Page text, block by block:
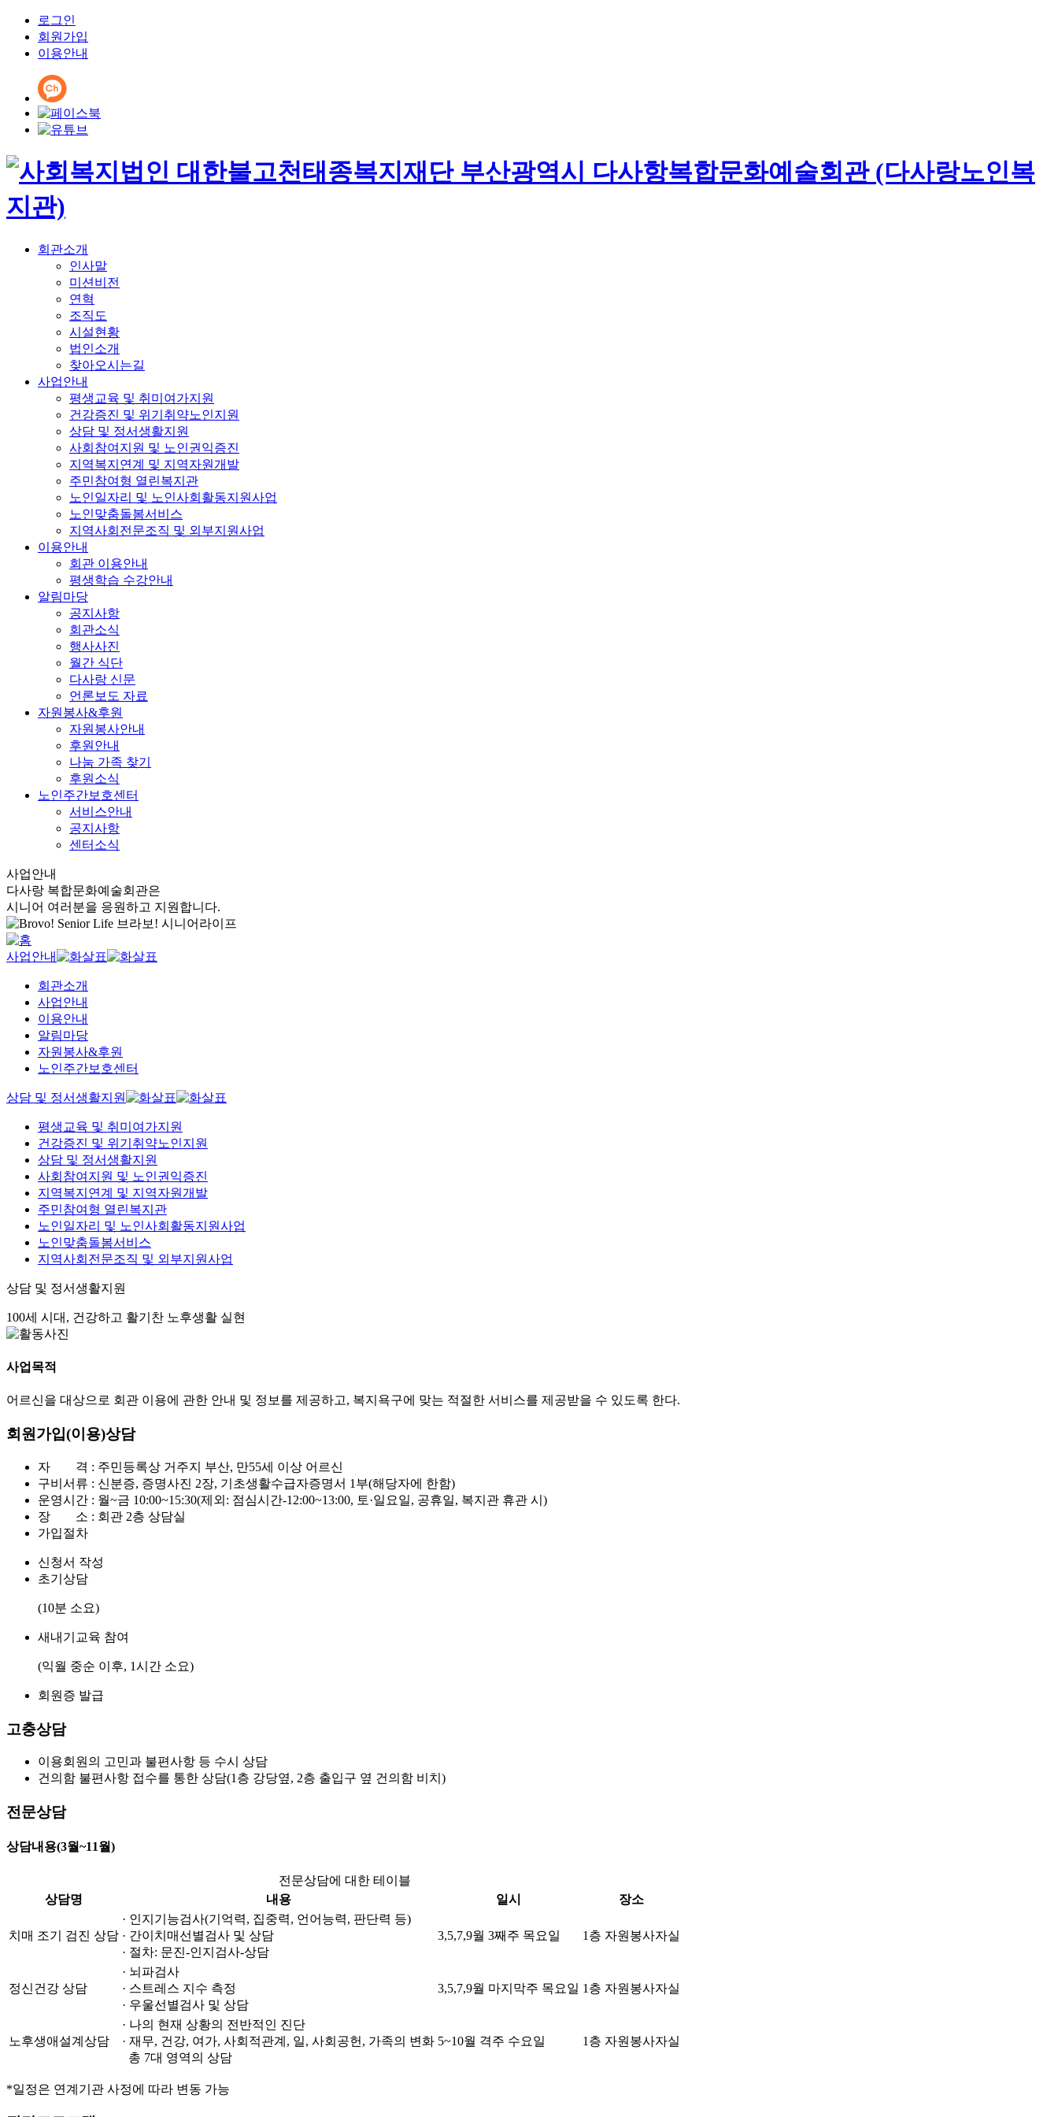
로그인
회원가입
이용안내
회관소개
인사말
미션비전
연혁
조직도
시설현황
법인소개
찾아오시는길
사업안내
평생교육 및 취미여가지원
건강증진 및 위기취약노인지원
상담 및 정서생활지원
사회참여지원 및 노인권익증진
지역복지연계 및 지역자원개발
주민참여형 열린복지관
노인일자리 및 노인사회활동지원사업
노인맞춤돌봄서비스
지역사회전문조직 및 외부지원사업
이용안내
회관 이용안내
평생학습 수강안내
알림마당
공지사항
회관소식
행사사진
월간 식단
다사랑 신문
언론보도 자료
자원봉사&후원
자원봉사안내
후원안내
나눔 가족 찾기
후원소식
노인주간보호센터
서비스안내
공지사항
센터소식
사업안내
다사랑 복합문화예술회관은
시니어 여러분을 응원하고 지원합니다.
사업안내
회관소개
사업안내
이용안내
알림마당
자원봉사&후원
노인주간보호센터
상담 및 정서생활지원
평생교육 및 취미여가지원
건강증진 및 위기취약노인지원
상담 및 정서생활지원
사회참여지원 및 노인권익증진
지역복지연계 및 지역자원개발
주민참여형 열린복지관
노인일자리 및 노인사회활동지원사업
노인맞춤돌봄서비스
지역사회전문조직 및 외부지원사업
상담 및 정서생활지원
100세 시대, 건강하고 활기찬 노후생활 실현
사업목적
어르신을 대상으로 회관 이용에 관한 안내 및 정보를 제공하고, 복지욕구에 맞는 적절한 서비스를 제공받을 수 있도록 한다.
회원가입(이용)상담
자 격 : 주민등록상 거주지 부산, 만55세 이상 어르신
구비서류 : 신분증, 증명사진 2장, 기초생활수급자증명서 1부(해당자에 한함)
운영시간 : 월~금 10:00~15:30(제외: 점심시간-12:00~13:00, 토·일요일, 공휴일, 복지관 휴관 시)
장 소 : 회관 2층 상담실
가입절차
신청서 작성
초기상담
(10분 소요)
새내기교육 참여
(익월 중순 이후, 1시간 소요)
회원증 발급
고충상담
이용회원의 고민과 불편사항 등 수시 상담
건의함 불편사항 접수를 통한 상담(1층 강당옆, 2층 출입구 옆 건의함 비치)
전문상담
상담내용(3월~11월)
전문상담에 대한 테이블
상담명
내용 일시 장소
치매 조기 검진 상담
· 인지기능검사(기억력, 집중력, 언어능력, 판단력 등)
· 간이치매선별검사 및 상담
· 절차: 문진-인지검사-상담
3,5,7,9월 3째주 목요일 1층 자원봉사자실
정신건강 상담
· 뇌파검사
· 스트레스 지수 측정
· 우울선별검사 및 상담
3,5,7,9월 마지막주 목요일 1층 자원봉사자실
노후생애설계상담
· 나의 현재 상황의 전반적인 진단
· 재무, 건강, 여가, 사회적관계, 일, 사회공헌, 가족의 변화
총 7대 영역의 상담
5~10월 격주 수요일 1층 자원봉사자실
*일정은 연계기관 사정에 따라 변동 가능